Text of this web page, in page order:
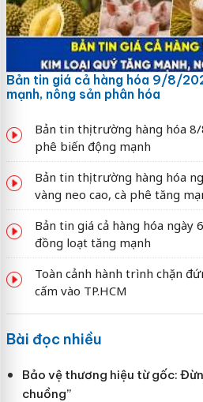
Bản tin giá cả hàng hóa 9/8/
mạnh, nông sản phân hóa
Bản tin thị trường hàng hóa
phê biến động mạnh
Bản tin thị trường hàng hóa
vàng neo cao, cà phê tăng
Bản tin giá cả hàng hóa ngày
đồng loạt tăng mạnh
Toàn cảnh hành trình chặn
cấm vào TP.HCM
Bài đọc nhiều
Bảo vệ thương hiệu từ gốc:
chuồng”